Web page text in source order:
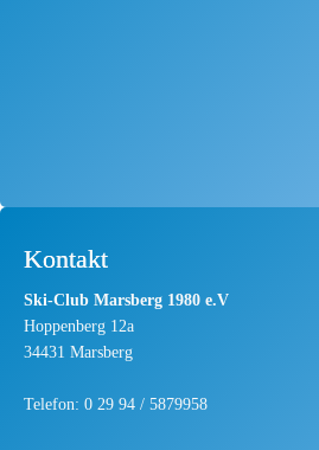
Kontakt
Ski-Club Marsberg 1980 e.V
Hoppenberg 12a
34431 Marsberg
Telefon: 0 29 94 / 5879958